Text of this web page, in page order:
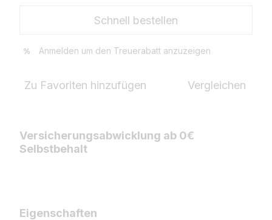
Schnell bestellen
% Anmelden um den Treuerabatt anzuzeigen
Zu Favoriten hinzufügen Vergleichen
Versicherungsabwicklung ab 0€
Selbstbehalt
Eigenschaften